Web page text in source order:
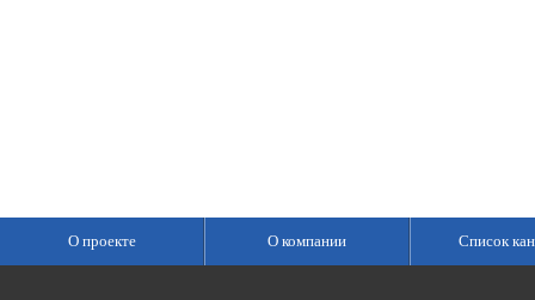
О проекте О компании Список